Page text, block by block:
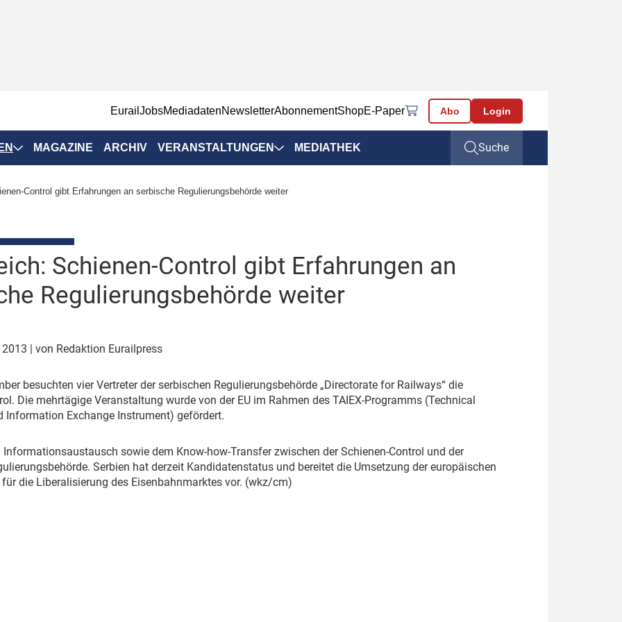
EurailJobsMediadatenNewsletterAbonnementShopE-Paper Abo Login
Positionen
& Märkte
& Ausrüstung
MAGAZINE ARCHIV VERANSTALTUNGEN
Veranstaltungen
Branchentermine
MEDIATHEK Suche
Control gibt Erfahrungen an serbische Regulierungsbehörde weiter
Schienen-Control gibt Erfahrungen an
Regulierungsbehörde weiter
| von Redaktion Eurailpress
besuchten vier Vertreter der serbischen Regulierungsbehörde „Directorate for Railways“ die
Die mehrtägige Veranstaltung wurde von der EU im Rahmen des TAIEX-Programms (Technical
Information Exchange Instrument) gefördert.
Informationsaustausch sowie dem Know-how-Transfer zwischen der Schienen-Control und der
Serbien hat derzeit Kandidatenstatus und bereitet die Umsetzung der europäischen
für die Liberalisierung des Eisenbahnmarktes vor. (wkz/cm)